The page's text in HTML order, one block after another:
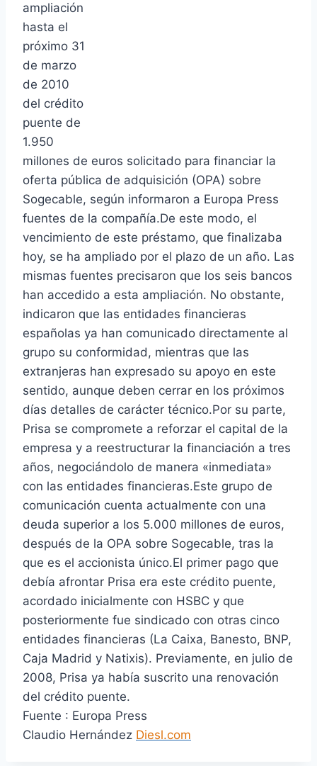
ampliación
hasta el
próximo 31
de marzo
de 2010
del crédito
puente de
1.950
millones de euros solicitado para financiar la
oferta pública de adquisición (OPA) sobre
Sogecable, según informaron a Europa Press
fuentes de la compañía.De este modo, el
vencimiento de este préstamo, que finalizaba
hoy, se ha ampliado por el plazo de un año. Las
mismas fuentes precisaron que los seis bancos
han accedido a esta ampliación. No obstante,
indicaron que las entidades financieras
españolas ya han comunicado directamente al
grupo su conformidad, mientras que las
extranjeras han expresado su apoyo en este
sentido, aunque deben cerrar en los próximos
días detalles de carácter técnico.Por su parte,
Prisa se compromete a reforzar el capital de la
empresa y a reestructurar la financiación a tres
años, negociándolo de manera «inmediata»
con las entidades financieras.Este grupo de
comunicación cuenta actualmente con una
deuda superior a los 5.000 millones de euros,
después de la OPA sobre Sogecable, tras la
que es el accionista único.El primer pago que
debía afrontar Prisa era este crédito puente,
acordado inicialmente con HSBC y que
posteriormente fue sindicado con otras cinco
entidades financieras (La Caixa, Banesto, BNP,
Caja Madrid y Natixis). Previamente, en julio de
2008, Prisa ya había suscrito una renovación
del crédito puente.
Fuente : Europa Press
Claudio Hernández Diesl.com